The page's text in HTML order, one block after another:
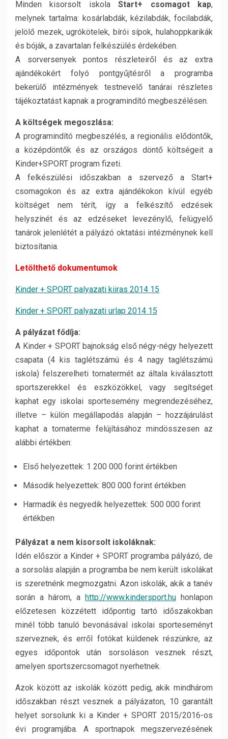
Minden kisorsolt iskolaStart+ csomagot kap,
melynek tartalma: kosárlabdák, kézilabdák, focilabdák,
jelölő mezek, ugrókötelek, bírói sípok, hulahoppkarikák
és bóják, a zavartalan felkészülés érdekében.
A sorversenyek pontos részleteiről és az extra
ajándékokért folyó pontgyűjtésről a programba
bekerülő intézmények testnevelő tanárai részletes
tájékoztatást kapnak a programindító megbeszélésen.
A költségek megoszlása:
A programindító megbeszélés, a regionális elődöntők,
a középdöntők és az országos döntő költségeit a
Kinder+SPORT program fizeti.
A felkészülési időszakban a szervező a Start+
csomagokon és az extra ajándékokon kívül egyéb
költséget nem térít, így a felkészítő edzések
helyszínét és az edzéseket levezénylő, felügyelő
tanárok jelenlétét a pályázó oktatási intézménynek kell
biztosítania.
Letölthető dokumentumok
Kinder + SPORT palyazati kiiras 2014 15
Kinder + SPORT palyazati urlap 2014 15
A pályázat fődíja:
A Kinder + SPORT bajnokság első négy-négy helyezett
csapata (4 kis taglétszámú és 4 nagy taglétszámú
iskola) felszerelheti tornatermét az általa kiválasztott
sportszerekkel és eszközökkel, vagy segítséget
kaphat egy iskolai sportesemény megrendezéséhez,
illetve – külön megállapodás alapján – hozzájárulást
kaphat a tornaterme felújításához mindösszesen az
alábbi értékben:
Első helyezettek: 1 200 000 forint értékben
Második helyezettek: 800 000 forint értékben
Harmadik és negyedik helyezettek: 500 000 forint
értékben
Pályázat a nem kisorsolt iskoláknak:
Idén először a Kinder + SPORT programba pályázó, de
a sorsolás alapján a programba be nem került iskolákat
is szeretnénk megmozgatni. Azon iskolák, akik a tanév
során a három, a http://www.kindersport.hu honlapon
előzetesen közzétett időpontig tartó időszakokban
minél több tanuló bevonásával iskolai sporteseményt
szerveznek, és erről fotókat küldenek részünkre, az
egyes időpontok után sorsoláson vesznek részt,
amelyen sportszercsomagot nyerhetnek.
Azok között az iskolák között pedig, akik mindhárom
időszakban részt vesznek a pályázaton, 10 garantált
helyet sorsolunk ki a Kinder + SPORT 2015/2016-os
évi programjába. A sportnapok megszervezésének